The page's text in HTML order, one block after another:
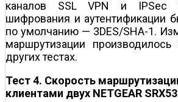
каналов SSL VPN и IPSec
шифрования и аутентификации
по умолчанию — 3DES/SHA-1.
маршрутизации
других тестах.
Тест 4. Скорость
клиентами двух NETGEAR